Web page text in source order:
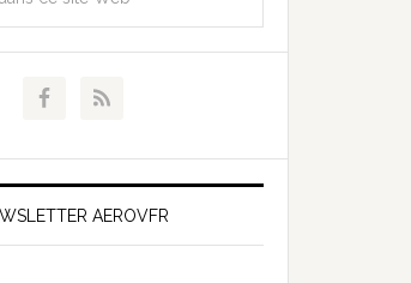
AEROVFR